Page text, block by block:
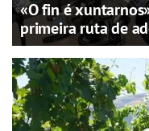
«O fin é
primeira ruta de